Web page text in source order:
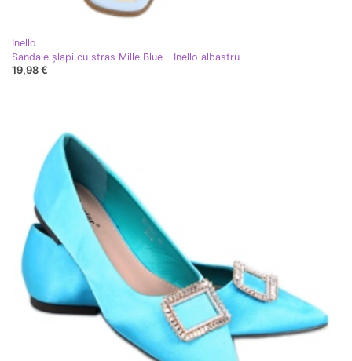
Inello
Sandale șlapi cu stras Mille Blue - Inello albastru
19,98 €